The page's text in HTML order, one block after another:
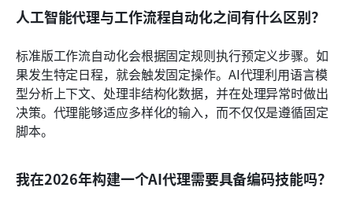
人工智能代理与工作流程自动化之间有什么区别？
标准版工作流自动化会根据固定规则执行预定义步骤。如
果发生特定日程，就会触发固定操作。AI代理利用语言模
型分析上下文、处理非结构化数据，并在处理异常时做出
决策。代理能够适应多样化的输入，而不仅仅是遵循固定
脚本。
我在2026年构建一个AI代理需要具备编码技能吗？